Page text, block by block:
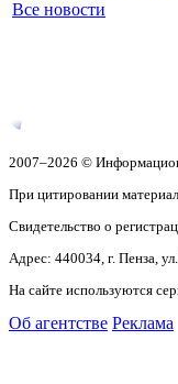
Все новости
2007–2026 ©
При цитировании
Свидетельство о
Адрес: 440034, г. Пенза,
На сайте используются
Об агентстве Реклама